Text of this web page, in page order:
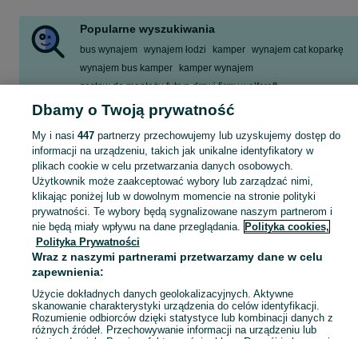
Popularne wyszukiwania
bus wynajem wynajem łodzi kamper wynajem cat koparkę
wynajem bus kamper
kamper wynajem
zestaw do montażu futryn drzwi firmy wolfcraft
wynajem koparki na gąsienicach
Zobacz Więcej
Skorzystaj z największego serwisu ogłoszeniowego - Poznań i okolice! - kupuj lub sprzedawaj jeszcze wygodniej w kategorii Wypożyczalnia!
Mapa kategorii
Mapa miejscowości
Mapa ministron
Popularne wyszukiwania
Dbamy o Twoją prywatność
My i nasi 447partnerzy przechowujemy lub uzyskujemy dostęp do
informacji na urządzeniu, takich jak unikalne identyfikatory w
plikach cookie w celu przetwarzania danych osobowych.
Użytkownik może zaakceptować wybory lub zarządzać nimi,
klikając poniżej lub w dowolnym momencie na stronie polityki
prywatności. Te wybory będą sygnalizowane naszym partnerom i
nie będą miały wpływu na dane przeglądania. Polityka cookies,
Polityka Prywatności
Wraz z naszymi partnerami przetwarzamy dane w celu
zapewnienia:
Użycie dokładnych danych geolokalizacyjnych. Aktywne
skanowanie charakterystyki urządzenia do celów identyfikacji.
Rozumienie odbiorców dzięki statystyce lub kombinacji danych z
różnych źródeł. Przechowywanie informacji na urządzeniu lub